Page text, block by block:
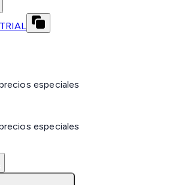
especiales
especiales